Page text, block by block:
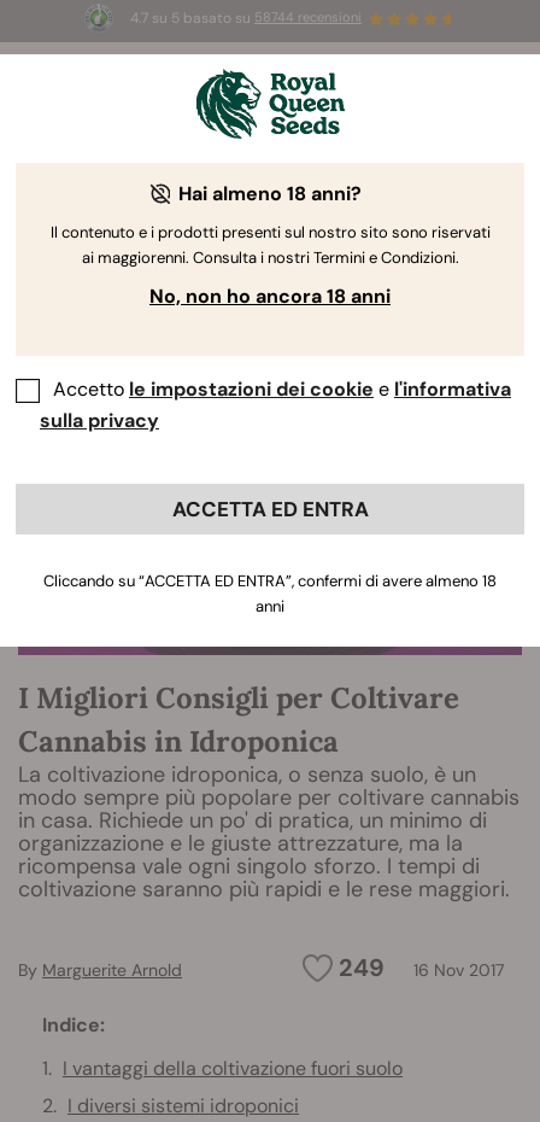
4.7 su 5 basato su 58744 recensioni
3 semi White Widow AutoGRATIS per i
The RQS Blog
I Migliori Consigli per Coltivare
Cannabis in Idroponica
La coltivazione idroponica, o senza suolo, è un
modo sempre più popolare per coltivare cannabis
in casa. Richiede un po' di pratica, un minimo di
organizzazione e le giuste attrezzature, ma la
ricompensa vale ogni singolo sforzo. I tempi di
coltivazione saranno più rapidi e le rese maggiori.
249 16 Nov 2017
By Marguerite Arnold
Indice:
I vantaggi della coltivazione fuori suolo
I diversi sistemi idroponici
Hai almeno 18 anni?
Il contenuto e i prodotti presenti sul nostro sito sono riservati
ai maggiorenni. Consulta i nostri Termini e Condizioni.
No, non ho ancora 18 anni
Accetto le impostazioni dei cookie e l'informativa
sulla privacy
ACCETTA ED ENTRA
Cliccando su “ACCETTA ED ENTRA”, confermi di avere almeno 18
anni